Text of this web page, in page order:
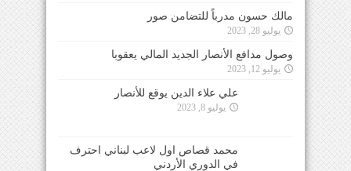
مالك حسون مدرباً للتضامن صور
يوليو 28, 2023
وصول مدافع الأنصار الجديد المالي يعقوبا
يوليو 12, 2023
علي علاء الدين يوقع للأنصار
يوليو 8, 2023
محمد قصاص اول لاعب لبناني احترف
في الدوري الأردني